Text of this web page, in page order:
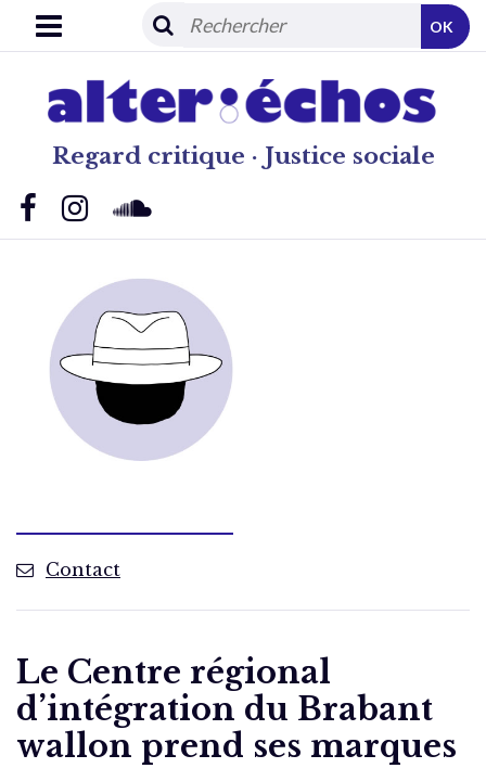
Regard critique · Justice sociale
OK
Contact
Le Centre régional
d’intégration du Brabant
wallon prend ses marques